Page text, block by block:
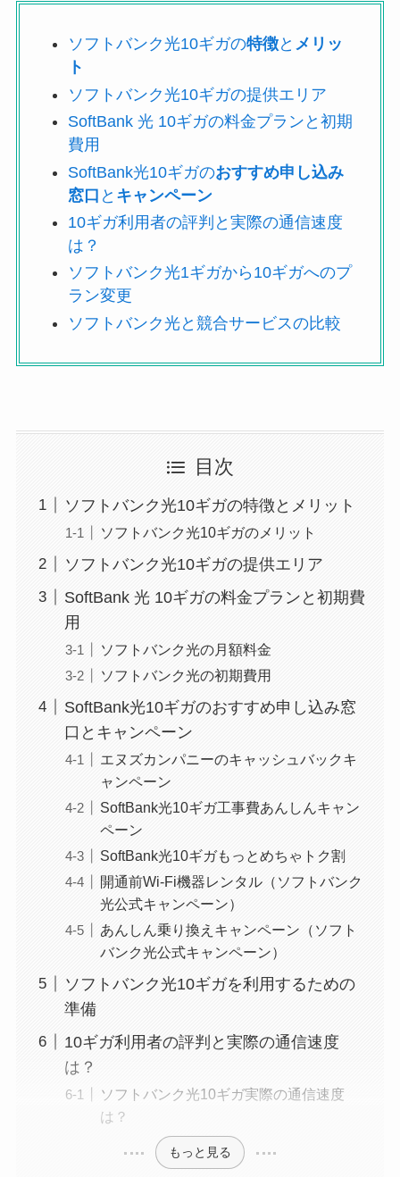
ソフトバンク光10ギガの特徴と メリッ
ト
ソフトバンク光10ギガの提供エリア
SoftBank 光 10ギガの料金プランと初期
費用
SoftBank光10ギガのおすすめ申し込み
窓口 と キャンペーン
10ギガ利用者の評判と実際の通信速度
は？
ソフトバンク光1ギガから10ギガへのプ
ラン変更
ソフトバンク光と競合サービスの比較
目次
ソフトバンク光10ギガの特徴とメリット
ソフトバンク光10ギガのメリット
ソフトバンク光10ギガの提供エリア
SoftBank 光 10ギガの料金プランと初期費
用
ソフトバンク光の月額料金
ソフトバンク光の初期費用
SoftBank光10ギガのおすすめ申し込み窓
口とキャンペーン
エヌズカンパニーのキャッシュバックキ
ャンペーン
SoftBank光10ギガ工事費あんしんキャン
ペーン
SoftBank光10ギガもっとめちゃトク割
開通前Wi-Fi機器レンタル（ソフトバンク
光公式キャンペーン）
あんしん乗り換えキャンペーン（ソフト
バンク光公式キャンペーン）
ソフトバンク光10ギガを利用するための
準備
10ギガ利用者の評判と実際の通信速度
は？
ソフトバンク光10ギガ実際の通信速度
は？
もっと見る